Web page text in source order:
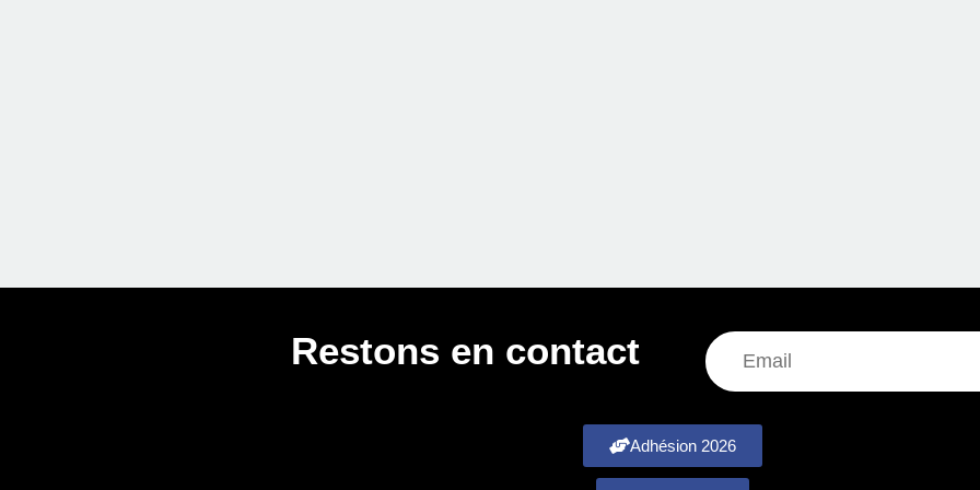
Restons en contact
Adhésion 2026